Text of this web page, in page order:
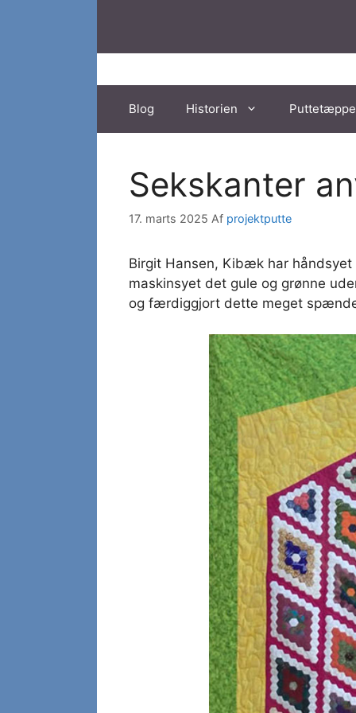
Blog Historien
Sekskanter
17. marts 2025 Af projektputte
Birgit Hansen, Kibæk har
maskinsyet det gule og grønne
og færdiggjort dette meget